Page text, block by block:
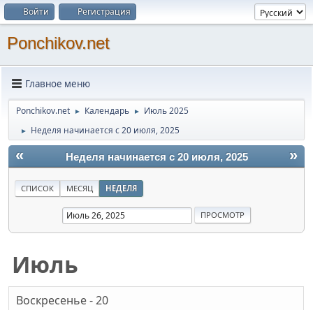
Войти Регистрация
Ponchikov.net
Главное меню
Ponchikov.net ► Календарь ► Июль 2025
► Неделя начинается с 20 июля, 2025
« »
Неделя начинается с 20 июля, 2025
СПИСОК МЕСЯЦ НЕДЕЛЯ
Июль
Воскресенье - 20